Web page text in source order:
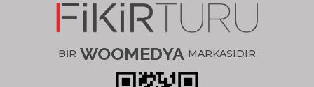
BİR WOOMEDYA MARKASIDIR